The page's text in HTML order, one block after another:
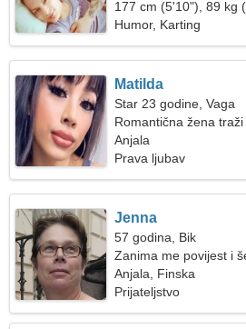
177 cm (5'10"), 89 kg
Humor, Karting
Matilda
Star 23 godine, Vaga
Romantična žena
Anjala
Prava ljubav
Jenna
57 godina, Bik
Zanima me povijest i
Anjala, Finska
Prijateljstvo